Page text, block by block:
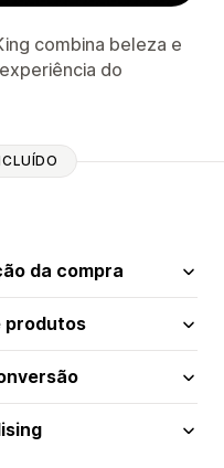
combina beleza e
do
da compra
produtos